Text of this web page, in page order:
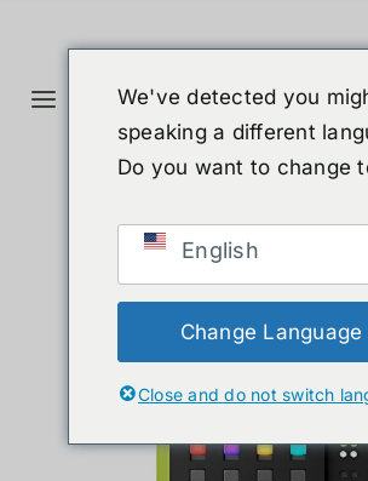
Toggle
Navigation
휴머노이드 로봇
We've detected you
speaking a different
Do you want to change
English
Change Language
Close and do not switch